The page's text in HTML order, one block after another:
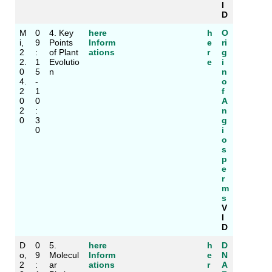
I
D
M
i,
2
2.
0
4.
2
0
2
0
0
9
:
1
5
-
1
0
:
3
0
4. Key
Points
of Plant
Evolutio
n
here
Inform
ations
h
e
r
e
O
ri
g
i
n
o
f
A
n
g
i
o
s
p
e
r
m
s
V
I
D
D
o,
2
0
9
:
5.
Molecul
ar
here
Inform
ations
h
e
r
D
N
A